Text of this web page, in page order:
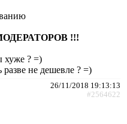
!!!
хуже ? =)
не дешевле ? =)
26/11/2018 19:13:13
#2564622